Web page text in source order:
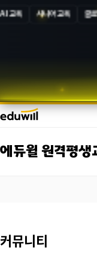
AI 교육 시니어 교육 글
에듀윌 원격평생
커뮤니티